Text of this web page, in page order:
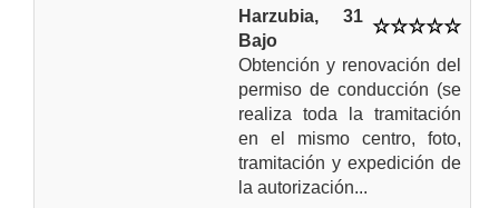
Harzubia, 31
Bajo
Obtención y renovación del
permiso de conducción (se
realiza toda la tramitación
en el mismo centro, foto,
tramitación y expedición de
la autorización...